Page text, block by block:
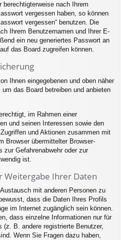
nach Ihrem
vergessen haben, so können
vergessen“ benutzen. Die
Ihrem Benutzernamen und Ihrer E-
ein neu generiertes Passwort an
das Board zugreifen können.
Ihnen eingegebenen und oben näher
das Board betreiben und anbieten
im Rahmen einer
und seinen Interessen sowie den
und Aktionen zusammen mit
Browser übermittelter Browser-
zur Gefahrenabwehr oder zur
ist.
Weitergabe Ihrer Daten
mit anderen Personen zu
dass die Daten Ihres Profils
im Internet zugänglich sein können.
dass einzelne Informationen nur für
(z. B. andere registrierte Benutzer,
Wenn Sie Fragen dazu haben,